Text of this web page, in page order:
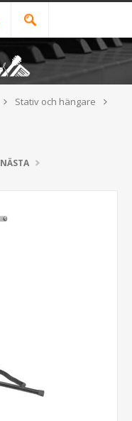
Stativ och hängare
NÄSTA